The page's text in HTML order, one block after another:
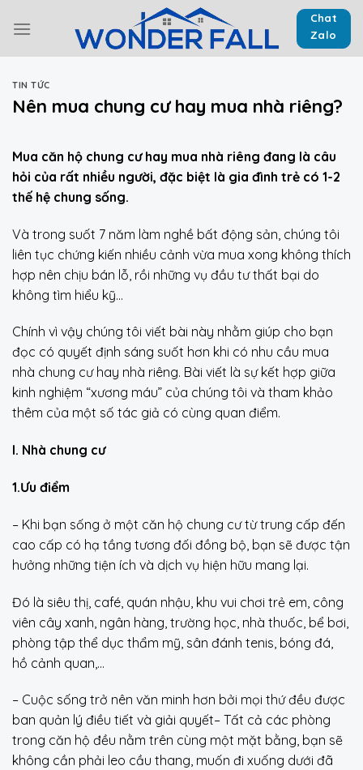
Chat
Zalo
TIN TỨC
Nên mua chung cư hay mua nhà riêng?
Mua căn hộ chung cư hay mua nhà riêng đang là câu
hỏi của rất nhiều người, đặc biệt là gia đình trẻ có 1-2
thế hệ chung sống.
Và trong suốt 7 năm làm nghề bất động sản, chúng tôi
liên tục chứng kiến nhiều cảnh vừa mua xong không thích
hợp nên chịu bán lỗ, rồi những vụ đầu tư thất bại do
không tìm hiểu kỹ…
Chính vì vậy chúng tôi viết bài này nhằm giúp cho bạn
đọc có quyết định sáng suốt hơn khi có nhu cầu mua
nhà chung cư hay nhà riêng. Bài viết là sự kết hợp giữa
kinh nghiệm “xương máu” của chúng tôi và tham khảo
thêm của một số tác giả có cùng quan điểm.
I. Nhà chung cư
1.Ưu điểm
– Khi bạn sống ở một căn hộ chung cư từ trung cấp đến
cao cấp có hạ tầng tương đối đồng bộ, bạn sẽ được tận
hưởng những tiện ích và dịch vụ hiện hữu mang lại.
Đó là siêu thị, café, quán nhậu, khu vui chơi trẻ em, công
viên cây xanh, ngân hàng, trường học, nhà thuốc, bể bơi,
phòng tập thể dục thẩm mỹ, sân đánh tenis, bóng đá,
hồ cảnh quan,…
– Cuộc sống trở nên văn minh hơn bởi mọi thứ đều được
ban quản lý điều tiết và giải quyết– Tất cả các phòng
trong căn hộ đều nằm trên cùng một mặt bằng, bạn sẽ
không cần phải leo cầu thang, muốn đi xuống dưới đã